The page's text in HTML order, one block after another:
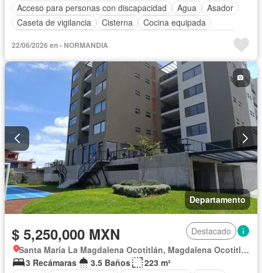
Acceso para personas con discapacidad
Agua
Asador
Caseta de vigilancia
Cisterna
Cocina equipada
Electricidad
Estacionamiento
Recámara con closet
Seguridad Zonas verdes
22/06/2026 en - NORMANDIA
Departamento
$ 5,250,000 MXN
Destacado
Santa María La Magdalena Ocotitlán, Magdalena Ocotitlán
3 Recámaras
3.5 Baños
223 m²